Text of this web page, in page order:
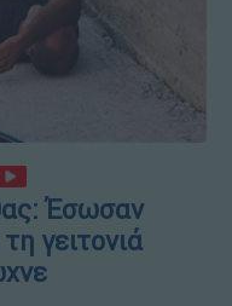
Έσωσαν
γειτονιά